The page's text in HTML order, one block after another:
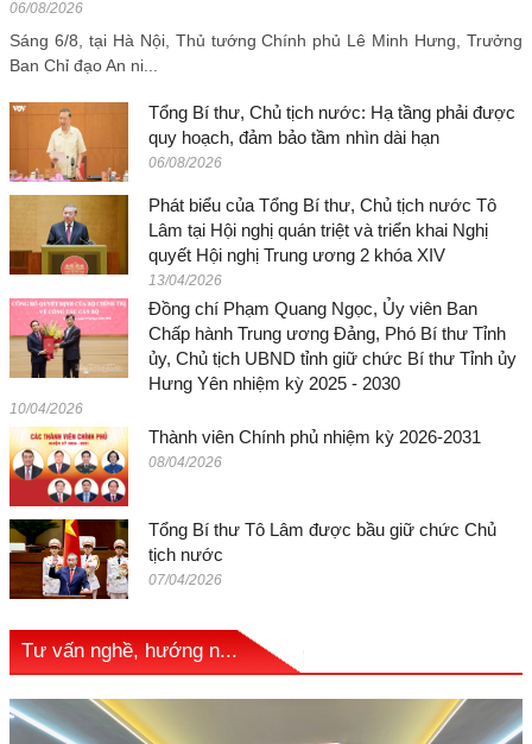
06/08/2026
Sáng 6/8, tại Hà Nội, Thủ tướng Chính phủ Lê Minh Hưng, Trưởng
Ban Chỉ đạo An ni...
Tổng Bí thư, Chủ tịch nước: Hạ tầng phải được
quy hoạch, đảm bảo tầm nhìn dài hạn
06/08/2026
Phát biểu của Tổng Bí thư, Chủ tịch nước Tô
Lâm tại Hội nghị quán triệt và triển khai Nghị
quyết Hội nghị Trung ương 2 khóa XIV
13/04/2026
Đồng chí Phạm Quang Ngọc, Ủy viên Ban
Chấp hành Trung ương Đảng, Phó Bí thư Tỉnh
ủy, Chủ tịch UBND tỉnh giữ chức Bí thư Tỉnh ủy
Hưng Yên nhiệm kỳ 2025 - 2030
10/04/2026
Thành viên Chính phủ nhiệm kỳ 2026-2031
08/04/2026
Tổng Bí thư Tô Lâm được bầu giữ chức Chủ
tịch nước
07/04/2026
Tư vấn nghề, hướng n...